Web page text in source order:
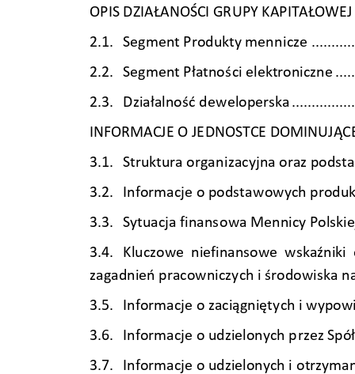
OPIS DZIAŁANOŚCI GRUPY KAPITAŁOWEJ
2.1.
Segment Produkty mennicze
2.2. Segment Płatności elektroniczne
2.3. Działalność deweloperska
INFORMACJE O JEDNOSTCE
3.1. Struktura organizacyjna oraz podsta
3.2. Informacje o podstawowych
3.3. Sytuacja finansowa Mennicy
3.4. Kluczowe  niefinansowe  wskaźniki
zagadnień pracowniczych i środowiska
3.5.
Informacje o zaciągniętych i
3.6.
Informacje o udzielonych przez Spół
3.7.
Informacje o udzielonych i